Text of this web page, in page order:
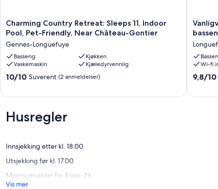
Charming
Country
Retreat:
Sleeps
11,
Indoor
Pool,
Pet-
Gontier
Charming Country Retreat: Sleeps 11, Indoor
Pool, Pet-Friendly, Near Château-Gontier
Gennes-Longuefuye
Basseng
Kjøkken
Vaskemaskin
Kjæledyrvennlig
10.0
(2
anmeldelser)
10/10 Suverent (2 anmeldelser)
Vanligvis
basseng
Wi-fi
9.8
9,8/10
Husregler
Innsjekking etter kl. 18.00
Utsjekking før kl. 17.00
Minimumsalder for å leie: 26
Vis mer